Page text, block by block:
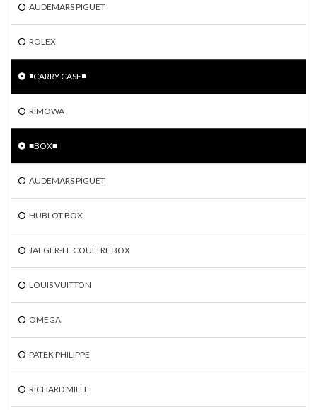
AUDEMARS PIGUET
ROLEX
◾️CARRY CASE◾️
RIMOWA
■BOX■
AUDEMARS PIGUET
HUBLOT BOX
JAEGER-LE COULTRE BOX
LOUIS VUITTON
OMEGA
PATEK PHILIPPE
RICHARD MILLE